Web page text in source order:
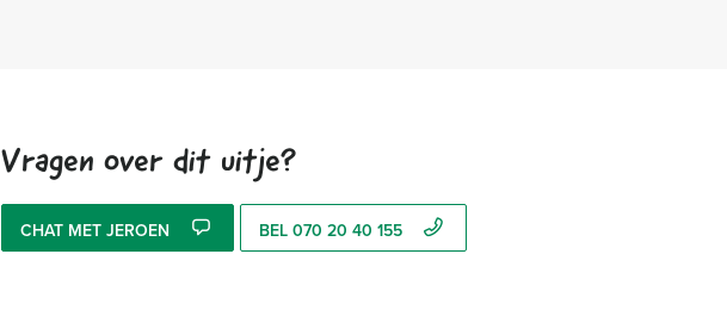
Vragen over dit uitje?
CHAT MET JEROEN BEL 070 20 40 155